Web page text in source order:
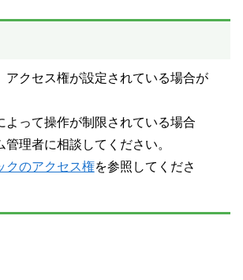
アクセス権が設定されている場合が
よって操作が制限されている場合
管理者に相談してください。
クのアクセス権を参照してくださ